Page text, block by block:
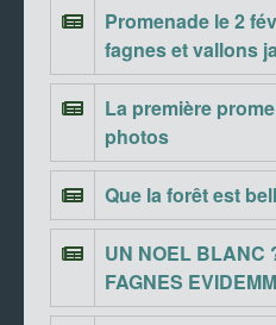
Promenade le 2
fagnes et vallons
La première
photos
Que la forêt est
UN NOEL BLANC
FAGNES